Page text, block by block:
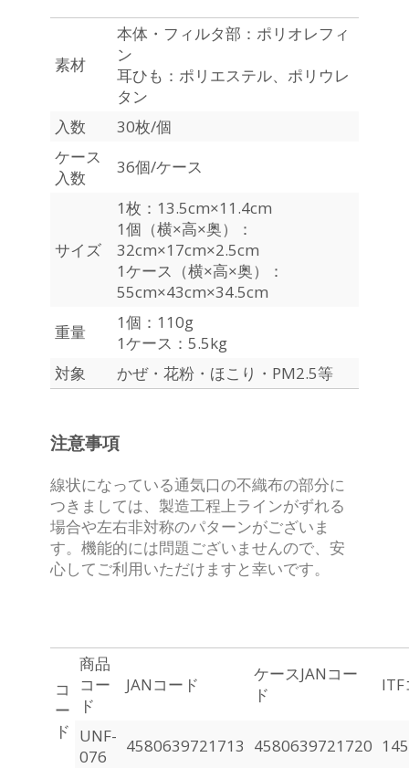
素材
本体・フィルタ部：ポリオレフィ
ン
耳ひも：ポリエステル、ポリウレ
タン
入数
30枚/個
ケース
入数
36個/ケース
サイズ
1枚：13.5cm×11.4cm
1個（横×高×奥）：
32cm×17cm×2.5cm
1ケース（横×高×奥）：
55cm×43cm×34.5cm
重量
1個：110g
1ケース：5.5kg
対象
かぜ・花粉・ほこり・PM2.5等
注意事項
線状になっている通気口の不織布の部分に
つきましては、製造工程上ラインがずれる
場合や左右非対称のパターンがございま
す。 機能的には問題ございませんので、安
心してご利用いただけますと幸いです。
コ
ー
ド
商品
コー
ド
JANコード
ケースJANコー
ド
UNF-
076
4580639721713 4580639721720